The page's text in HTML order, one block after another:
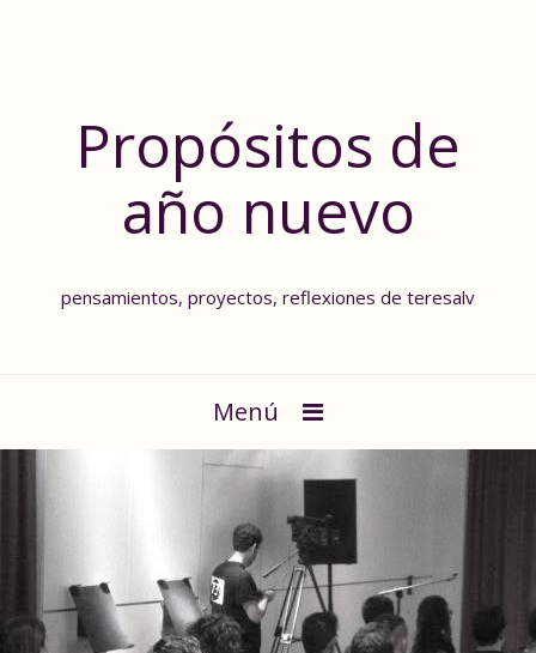
Propósitos de
año nuevo
pensamientos, proyectos, reflexiones de teresalv
Menú